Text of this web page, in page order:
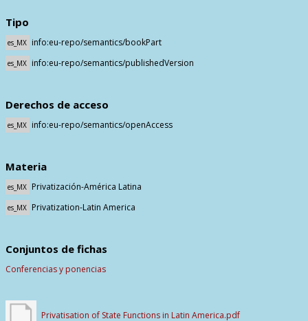
Tipo
es_MX info:eu-repo/semantics/bookPart
es_MX info:eu-repo/semantics/publishedVersion
Derechos de acceso
es_MX info:eu-repo/semantics/openAccess
Materia
es_MX Privatización-América Latina
es_MX Privatization-Latin America
Conjuntos de fichas
Conferencias y ponencias
Privatisation of State Functions in Latin America.pdf